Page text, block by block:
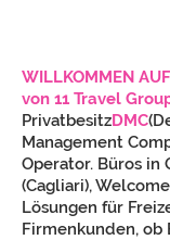
WILLKOMMEN
von 11 Travel
PrivatbesitzDMC
Management
Operator. Büros in
(Cagliari),
Lösungen für
Firmenkunden, ob